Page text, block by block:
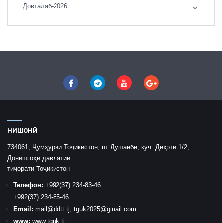
Довталаб-2026
НИШОНӢ
734061, Ҷумҳурии Тоҷикистон, ш. Душанбе, кӯч. Деҳоти 1/2,
Донишгоҳи давлатии
тиҷорати Тоҷикистон
Телефон: +992(37) 234-83-46
+992(37) 234-85-46
Email: mail @ddtt.tj; tguk2025@gmail.com
www: www.tguk.tj